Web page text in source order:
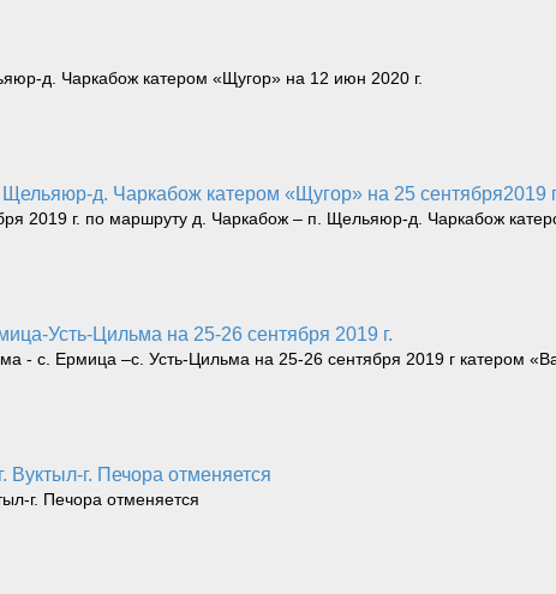
д. Чаркабож катером «Щугор» на 12 июн 2020 г.
д. Чаркабож катером «Щугор» на 25 сентября2019
2019 г. по маршруту д. Чаркабож – п. Щельяюр-д. Чаркабож
Усть-Цильма на 25-26 сентября 2019 г.
- с. Ермица –с. Усть-Цильма на 25-26 сентября 2019 г катером
Вуктыл-г. Печора отменяется
г. Печора отменяется